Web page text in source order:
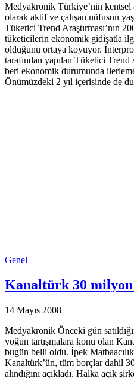
Medyakronik Türkiye’nin kentsel
olarak aktif ve çalışan nüfusun
Tüketici Trend Araştırması’nın
tüketicilerin ekonomik gidişatla
olduğunu ortaya koyuyor.
tarafından yapılan Tüketici Trend
beri ekonomik durumunda
Önümüzdeki 2 yıl içerisinde de
Genel
Kanaltürk 30
14 Mayıs 2008
Medyakronik Önceki gün
yoğun tartışmalara konu olan
bugün belli oldu. İpek
Kanaltürk’ün, tüm borçlar dahil
alındığını açıkladı. Halka açık